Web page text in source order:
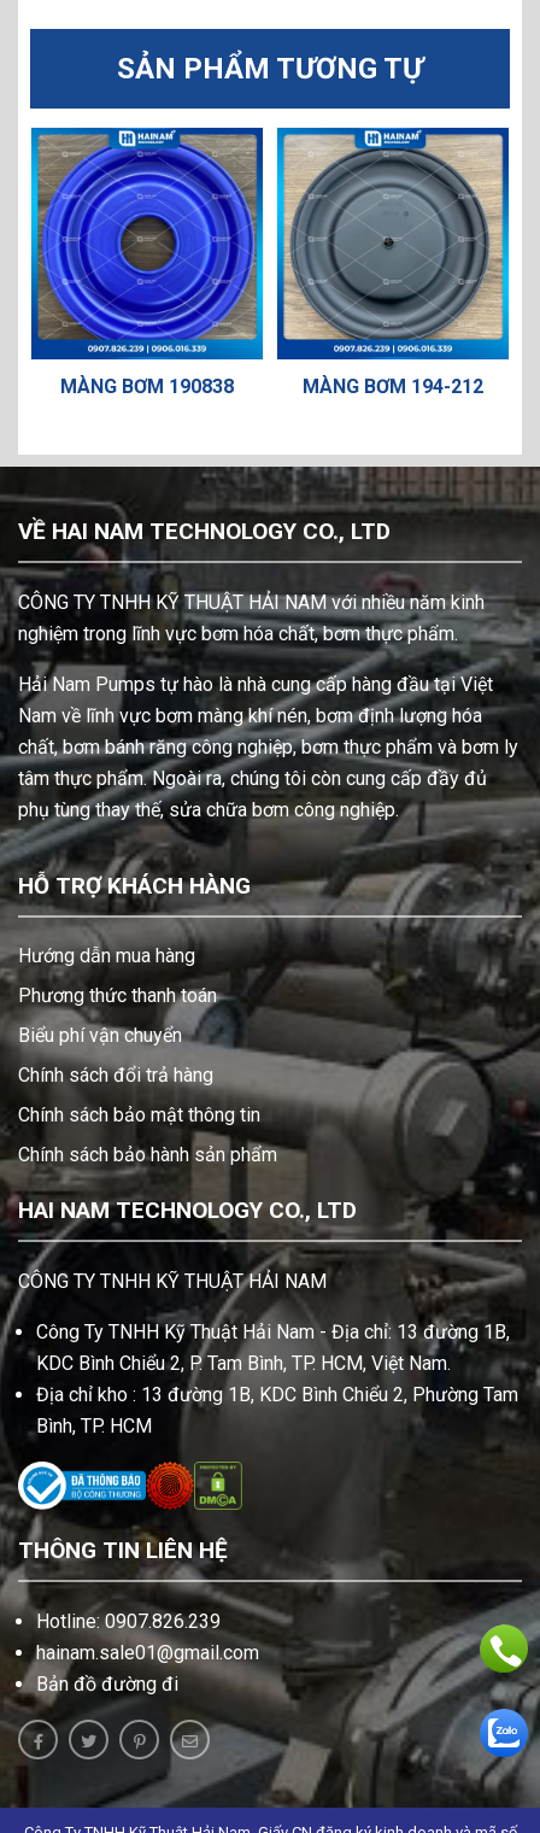
SẢN PHẨM TƯƠNG TỰ
MÀNG BƠM 190838 MÀNG BƠM 194-212
VỀ HAI NAM TECHNOLOGY CO., LTD
CÔNG TY TNHH KỸ THUẬT HẢI NAM với nhiều năm kinh
nghiệm trong lĩnh vực bơm hóa chất, bơm thực phẩm.
Hải Nam Pumps tự hào là nhà cung cấp hàng đầu tại Việt
Nam về lĩnh vực bơm màng khí nén, bơm định lượng hóa
chất, bơm bánh răng công nghiệp, bơm thực phẩm và bơm ly
tâm thực phẩm. Ngoài ra, chúng tôi còn cung cấp đầy đủ
phụ tùng thay thế, sửa chữa bơm công nghiệp.
HỖ TRỢ KHÁCH HÀNG
Hướng dẫn mua hàng
Phương thức thanh toán
Biểu phí vận chuyển
Chính sách đổi trả hàng
Chính sách bảo mật thông tin
Chính sách bảo hành sản phẩm
HAI NAM TECHNOLOGY CO., LTD
CÔNG TY TNHH KỸ THUẬT HẢI NAM
Công Ty TNHH Kỹ Thuật Hải Nam - Địa chỉ: 13 đường 1B,
KDC Bình Chiểu 2, P. Tam Bình, TP. HCM, Việt Nam.
Địa chỉ kho : 13 đường 1B, KDC Bình Chiểu 2, Phường Tam
Bình, TP. HCM
THÔNG TIN LIÊN HỆ
Hotline: 0907.826.239
hainam.sale01@gmail.com
Bản đồ đường đi